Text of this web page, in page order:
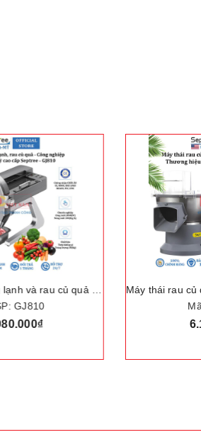
Máy thái thịt đông lạnh và rau củ quả tự động, chuyên nghiệp - Dòng máy công nghiệp. Thương hiệu Mỹ cao cấp Septree - GJ810